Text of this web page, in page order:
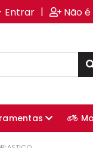
Entrar | Não